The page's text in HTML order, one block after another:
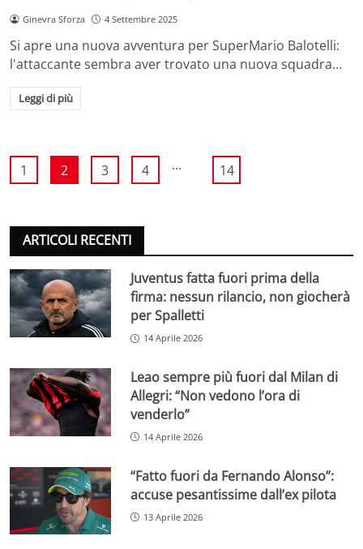
Ginevra Sforza 4 Settembre 2025
Si apre una nuova avventura per SuperMario Balotelli:
l'attaccante sembra aver trovato una nuova squadra…
Leggi di più
1 2 3 4 ... 14
ARTICOLI RECENTI
Juventus fatta fuori prima della
firma: nessun rilancio, non giocherà
per Spalletti
14 Aprile 2026
Leao sempre più fuori dal Milan di
Allegri: “Non vedono l’ora di
venderlo”
14 Aprile 2026
“Fatto fuori da Fernando Alonso”:
accuse pesantissime dall’ex pilota
13 Aprile 2026